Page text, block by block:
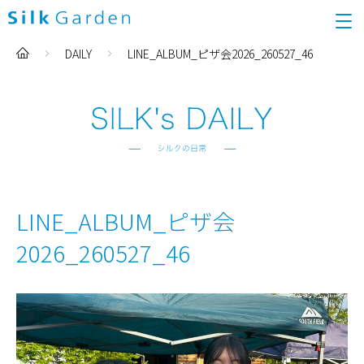
DAILY LINE_ALBUM_ピザ会2026_260527_46
LINE_ALBUM_ピザ会
2026_260527_46